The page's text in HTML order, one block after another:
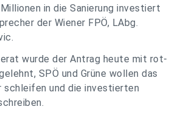
in die Sanierung investiert
der Wiener FPÖ, LAbg.
wurde der Antrag heute mit rot-
SPÖ und Grüne wollen das
schleifen und die investierten